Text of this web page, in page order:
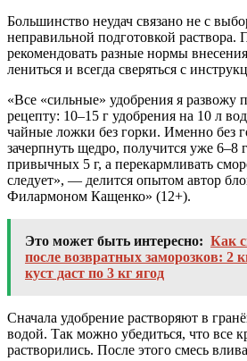
Большинство неудач связано не с
неправильной подготовкой раствора.
рекомендовать разные нормы
лениться и всегда сверяться с
«Все «сильные» удобрения я развожу
рецепту: 10–15 г удобрения на 10 л
чайные ложки без горки. Именно без
зачерпнуть щедро, получится уже 6–8
привычных 5 г, а перекармливать
следует», — делится опытом автор
Филармоном Кащенко» (12+).
Это может быть интересно: Как
после возвратных заморозков: 2
куст даст по 3 кг ягод
Сначала удобрение растворяют в
водой. Так можно убедиться, что все
растворились. После этого смесь